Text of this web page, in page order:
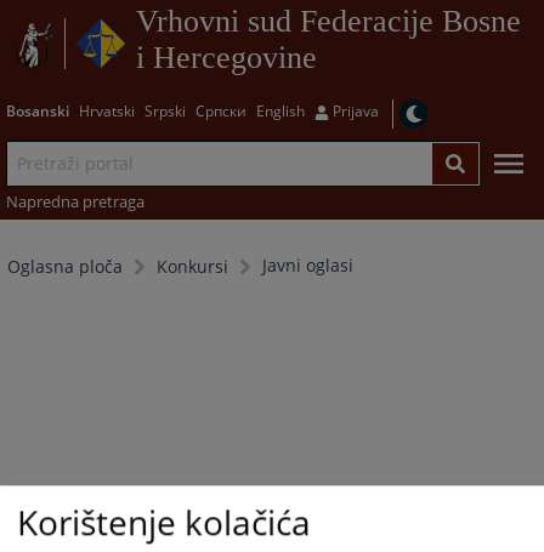
Vrhovni sud Federacije Bosne
i Hercegovine
Bosanski Hrvatski Srpski Српски English Prijava
Napredna pretraga
Oglasna ploča Konkursi Javni oglasi
Korištenje kolačića